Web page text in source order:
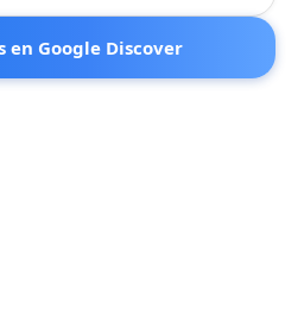
en Google Discover